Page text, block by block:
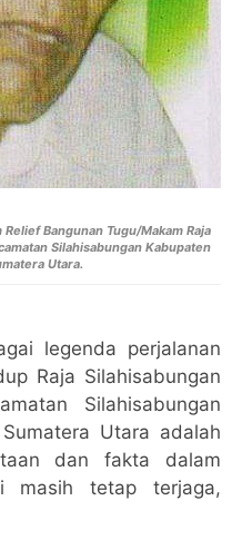
Bangunan Tugu/Makam Raja
Silahisabungan Kabupaten
Utara.
legenda perjalanan
Raja Silahisabungan
Silahisabungan
Utara adalah
dan fakta dalam
masih tetap terjaga,